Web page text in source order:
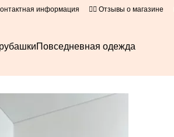
информация 👍🏻 Отзывы о магазине
Повседневная одежда